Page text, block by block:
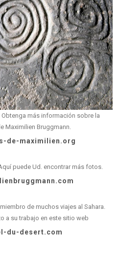
más información sobre la
Maximilien Bruggmann.
de-maximilien.org
puede Ud. encontrar más fotos.
de muchos viajes al Sahara.
a su trabajo en este sitio web
du-desert.com